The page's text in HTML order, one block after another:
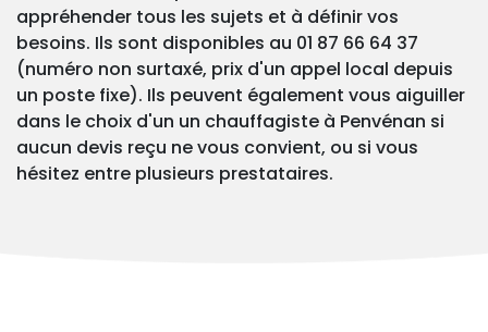
appréhender tous les sujets et à définir vos
besoins. Ils sont disponibles au 01 87 66 64 37
(numéro non surtaxé, prix d'un appel local depuis
un poste fixe). Ils peuvent également vous aiguiller
dans le choix d'un un chauffagiste à Penvénan si
aucun devis reçu ne vous convient, ou si vous
hésitez entre plusieurs prestataires.